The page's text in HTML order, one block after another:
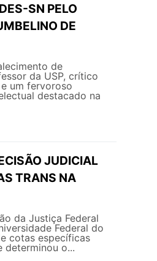
SN PELO
DE
de
da USP, crítico
um fervoroso
destacado na
JUDICIAL
TRANS NA
da Justiça Federal
Federal do
cotas específicas
determinou o...